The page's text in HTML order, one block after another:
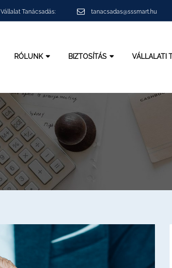
Vállalat Tanácsadás: tanacsadas@sssmart.hu
RÓLUNK BIZTOSÍTÁS VÁLLALATI